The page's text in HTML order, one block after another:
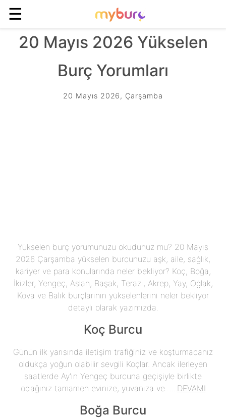
☰
20 Mayıs 2026 Yükselen
Burç Yorumları
20 Mayıs 2026, Çarşamba
Yükselen burç yorumunuzu okudunuz mu? 20 Mayıs
2026 Çarşamba yükselen burcunuzu aşk, aile, sağlık,
kariyer ve para konularında neler bekliyor? Koç, Boğa,
İkizler, Yengeç, Aslan, Başak, Terazi, Akrep, Yay, Oğlak,
Kova ve Balık burçlarının yükselenlerini neler bekliyor
detaylı olarak yazımızda.
Koç Burcu
Günün ilk yarısında iletişim trafiğiniz ve koşturmacanız
oldukça yoğun olabilir sevgili Koçlar. Ancak ilerleyen
saatlerde Ay'ın Yengeç burcuna geçişiyle birlikte
odağınız tamamen evinize, yuvanıza ve...... DEVAMI
Boğa Burcu